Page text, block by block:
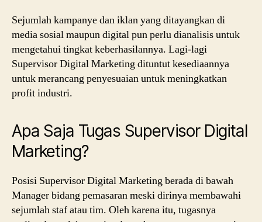
Sejumlah kampanye dan iklan yang ditayangkan di
media sosial maupun digital pun perlu dianalisis untuk
mengetahui tingkat keberhasilannya. Lagi-lagi
Supervisor Digital Marketing dituntut kesediaannya
untuk merancang penyesuaian untuk meningkatkan
profit industri.
Apa Saja Tugas Supervisor Digital
Marketing?
Posisi Supervisor Digital Marketing berada di bawah
Manager bidang pemasaran meski dirinya membawahi
sejumlah staf atau tim. Oleh karena itu, tugasnya